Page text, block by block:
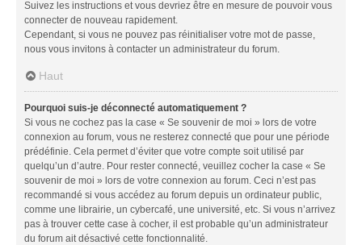
Suivez les instructions et vous devriez être en mesure de pouvoir vous
connecter de nouveau rapidement.
Cependant, si vous ne pouvez pas réinitialiser votre mot de passe,
nous vous invitons à contacter un administrateur du forum.
Haut
Pourquoi suis-je déconnecté automatiquement ?
Si vous ne cochez pas la case « Se souvenir de moi » lors de votre
connexion au forum, vous ne resterez connecté que pour une période
prédéfinie. Cela permet d’éviter que votre compte soit utilisé par
quelqu’un d’autre. Pour rester connecté, veuillez cocher la case « Se
souvenir de moi » lors de votre connexion au forum. Ceci n’est pas
recommandé si vous accédez au forum depuis un ordinateur public,
comme une librairie, un cybercafé, une université, etc. Si vous n’arrivez
pas à trouver cette case à cocher, il est probable qu’un administrateur
du forum ait désactivé cette fonctionnalité.